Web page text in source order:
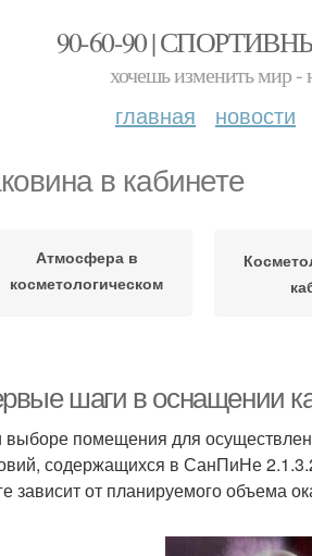
90-60-90 |
хочешь изменить мир -
главная новости
в кабинете
Атмосфера в
косметологическом
шаги в оснащении
помещения для
содержащихся в СанПиНе
зависит от планируемого объема